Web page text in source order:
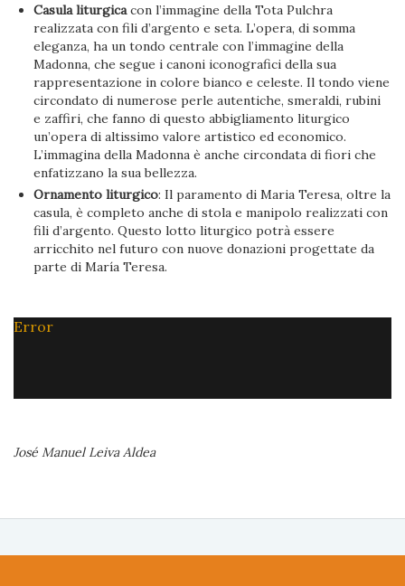
Casula liturgicacon l’immagine della Tota Pulchra
realizzata con fili d’argento e seta. L’opera, di somma
eleganza, ha un tondo centrale con l’immagine della
Madonna, che segue i canoni iconografici della sua
rappresentazione in colore bianco e celeste. Il tondo viene
circondato di numerose perle autentiche, smeraldi, rubini
e zaffiri, che fanno di questo abbigliamento liturgico
un’opera di altissimo valore artistico ed economico.
L’immagina della Madonna è anche circondata di fiori che
enfatizzano la sua bellezza.
Ornamento liturgico: Il paramento di Maria Teresa, oltre la
casula, è completo anche di stola e manipolo realizzati con
fili d’argento. Questo lotto liturgico potrà essere
arricchito nel futuro con nuove donazioni progettate da
parte di María Teresa.
Error
José Manuel Leiva Aldea